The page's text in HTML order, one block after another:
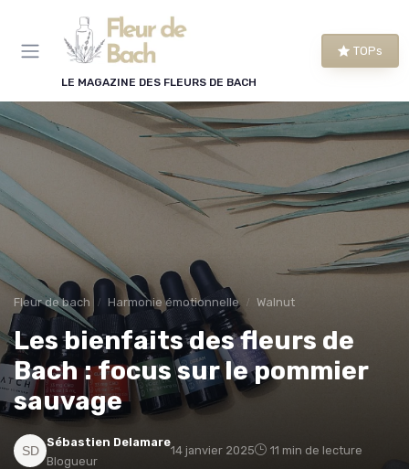
LE MAGAZINE DES FLEURS DE BACH
TOPs
Fleur de bach Harmonie émotionnelle Walnut
Les bienfaits des fleurs de
Bach : focus sur le pommier
sauvage
Sébastien Delamare
Blogueur
14 janvier 2025 11 min de lecture